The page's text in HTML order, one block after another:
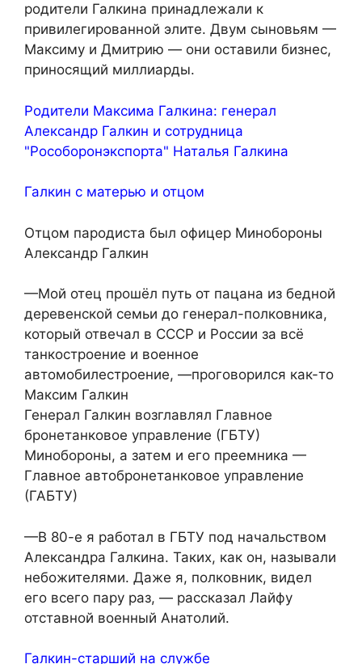
родители Галкина принадлежали к
привилегированной элите. Двум сыновьям —
Максиму и Дмитрию — они оставили бизнес,
приносящий миллиарды.
Родители Максима Галкина: генерал
Александр Галкин и сотрудница
"Рособоронэкспорта" Наталья Галкина
Галкин с матерью и отцом
Отцом пародиста был офицер Минобороны
Александр Галкин
—Мой отец прошёл путь от пацана из бедной
деревенской семьи до генерал-полковника,
который отвечал в СССР и России за всё
танкостроение и военное
автомобилестроение, —проговорился как-то
Максим Галкин
Генерал Галкин возглавлял Главное
бронетанковое управление (ГБТУ)
Минобороны, а затем и его преемника —
Главное автобронетанковое управление
(ГАБТУ)
—В 80-е я работал в ГБТУ под начальством
Александра Галкина. Таких, как он, называли
небожителями. Даже я, полковник, видел
его всего пару раз, — рассказал Лайфу
отставной военный Анатолий.
Галкин-старший на службе